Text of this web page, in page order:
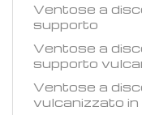
Ventose a
supporto
Ventose a
supporto
Ventose a
vulcanizzato in